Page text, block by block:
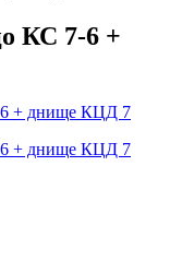
КС 7-6 +